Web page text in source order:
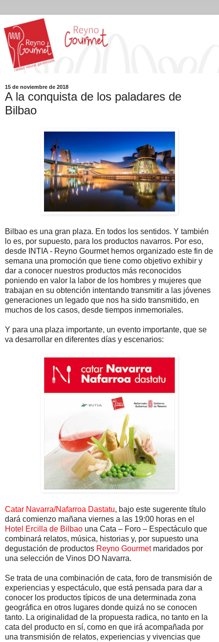
15 de noviembre de 2018
A la conquista de los paladares de
Bilbao
Bilbao es una gran plaza. En todos los sentidos. Y también
lo es, por supuesto, para los productos navarros. Por eso,
desde INTIA - Reyno Gourmet hemos organizado este fin de
semana una promoción que tiene como objetivo exhibir y
dar a conocer nuestros productos más reconocidos
poniendo en valor la labor de los hombres y mujeres que
trabajan en su obtención intentando transmitir a las jóvenes
generaciones un legado que nos ha sido transmitido, en
muchos de los casos, desde tiempos inmemoriales.
Y para una plaza importante, un evento importante, que se
va desarrollar en diferentes días y escenarios:
Catar Navarra/Nafarroa Dastatu, bajo este sugerente título
dará comienzo mañana viernes a las 19:00 horas en el
Hotel Ercilla de Bilbao una Cata – Foro – Espectáculo que
combinará relatos, música, historias y, por supuesto una
degustación de productos Reyno Gourmetmaridados por
una selección de Vinos DO Navarra.
Se trata de una combinación de cata, foro de transmisión de
experiencias y espectáculo, que está pensada para dar a
conocer los productos típicos de una determinada zona
geográfica en otros lugares donde quizá no se conocen
tanto. La originalidad de la propuesta radica, no tanto en la
cata del producto en sí, como en que irá acompañada por
una transmisión de relatos, experiencias y vivencias que